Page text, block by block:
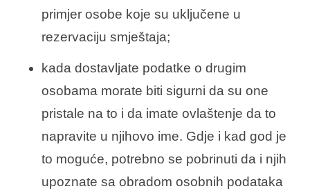
primjer osobe koje su uključene u
rezervaciju smještaja;
kada dostavljate podatke o drugim
osobama morate biti sigurni da su one
pristale na to i da imate ovlaštenje da to
napravite u njihovo ime. Gdje i kad god je
to moguće, potrebno se pobrinuti da i njih
upoznate sa obradom osobnih podataka